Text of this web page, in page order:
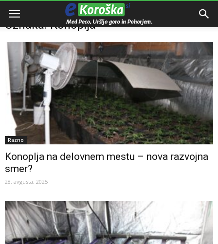
Domov Konoplja
Oznaka: Konoplja
Razno
Konoplja na delovnem mestu – nova razvojna
smer?
28. avgusta, 2025